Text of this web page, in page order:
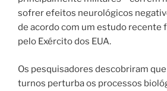
sofrer efeitos neurológicos
de acordo com um estudo recente
pelo Exército dos EUA.
Os pesquisadores descobriram
turnos perturba os processos